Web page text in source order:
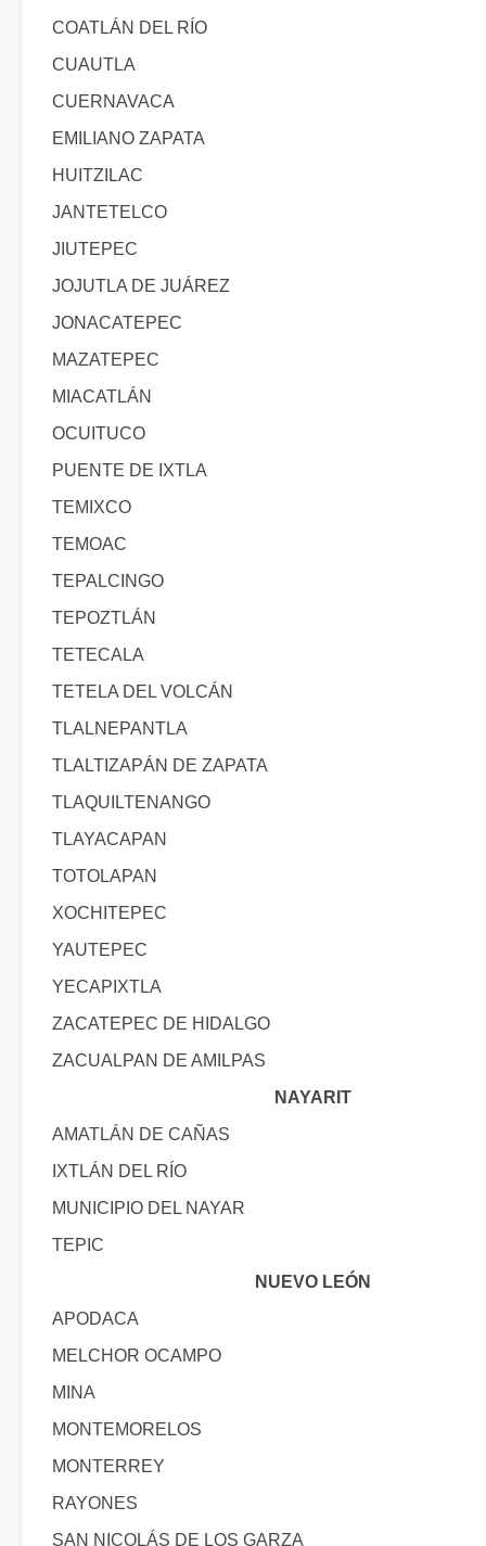
COATLÁN DEL RÍO
CUAUTLA
CUERNAVACA
EMILIANO ZAPATA
HUITZILAC
JANTETELCO
JIUTEPEC
JOJUTLA DE JUÁREZ
JONACATEPEC
MAZATEPEC
MIACATLÁN
OCUITUCO
PUENTE DE IXTLA
TEMIXCO
TEMOAC
TEPALCINGO
TEPOZTLÁN
TETECALA
TETELA DEL VOLCÁN
TLALNEPANTLA
TLALTIZAPÁN DE ZAPATA
TLAQUILTENANGO
TLAYACAPAN
TOTOLAPAN
XOCHITEPEC
YAUTEPEC
YECAPIXTLA
ZACATEPEC DE HIDALGO
ZACUALPAN DE AMILPAS
NAYARIT
AMATLÁN DE CAÑAS
IXTLÁN DEL RÍO
MUNICIPIO DEL NAYAR
TEPIC
NUEVO LEÓN
APODACA
MELCHOR OCAMPO
MINA
MONTEMORELOS
MONTERREY
RAYONES
SAN NICOLÁS DE LOS GARZA